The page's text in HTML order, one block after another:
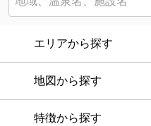
エリアから探す
地図から探す
特徴から探す